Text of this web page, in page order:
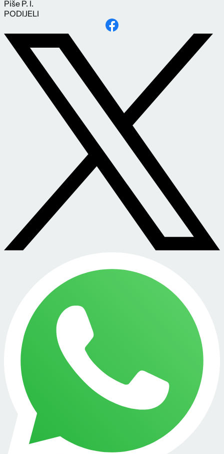
Piše P. I.
PODIJELI